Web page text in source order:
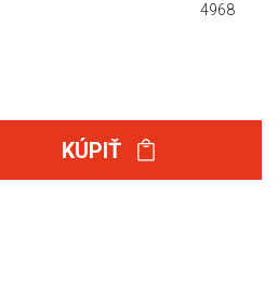
4968
KÚPIŤ